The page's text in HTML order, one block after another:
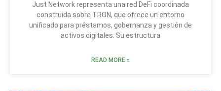
Just Network representa una red DeFi coordinada
construida sobre TRON, que ofrece un entorno
unificado para préstamos, gobernanza y gestión de
activos digitales. Su estructura
READ MORE »